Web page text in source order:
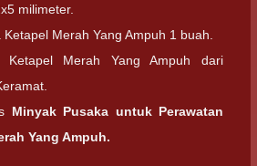
milimeter.
Merah Yang Ampuh 1 buah.
Ketapel Merah Yang Ampuh dari
Minyak Pusaka untuk Perawatan
Yang Ampuh.